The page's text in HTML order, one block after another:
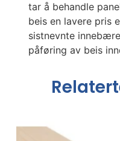
tar å behandle
beis en lavere pris
sistnevnte
påføring av beis